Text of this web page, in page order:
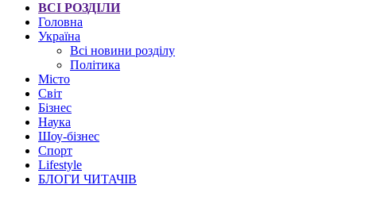
ВСІ РОЗДІЛИ
Головна
Україна
Всі новини розділу
Політика
Місто
Світ
Бізнес
Наука
Шоу-бізнес
Спорт
Lifestyle
БЛОГИ ЧИТАЧІВ